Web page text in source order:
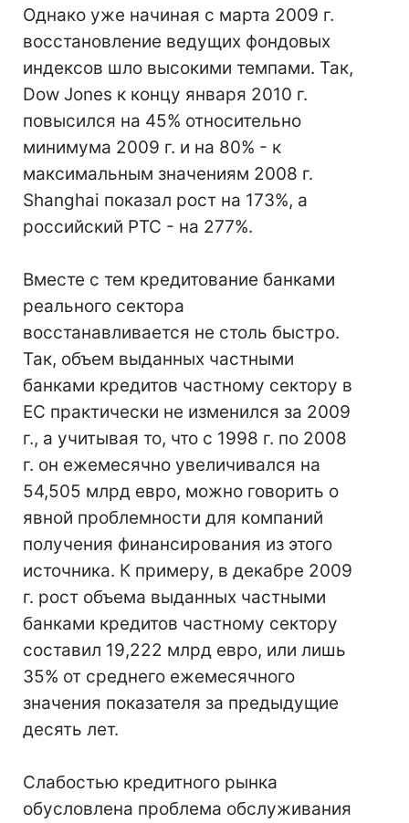
Однако уже начиная с марта 2009 г.
восстановление ведущих фондовых
индексов шло высокими темпами. Так,
Dow Jones к концу января 2010 г.
повысился на 45% относительно
минимума 2009 г. и на 80% - к
максимальным значениям 2008 г.
Shanghai показал рост на 173%, а
российский РТС - на 277%.
Вместе с тем кредитование банками
реального сектора
восстанавливается не столь быстро.
Так, объем выданных частными
банками кредитов частному сектору в
ЕС практически не изменился за 2009
г., а учитывая то, что с 1998 г. по 2008
г. он ежемесячно увеличивался на
54,505 млрд евро, можно говорить о
явной проблемности для компаний
получения финансирования из этого
источника. К примеру, в декабре 2009
г. рост объема выданных частными
банками кредитов частному сектору
составил 19,222 млрд евро, или лишь
35% от среднего ежемесячного
значения показателя за предыдущие
десять лет.
Слабостью кредитного рынка
обусловлена проблема обслуживания